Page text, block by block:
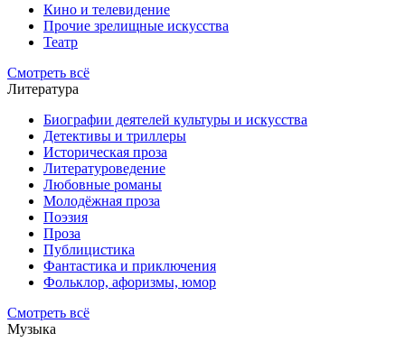
Кино и телевидение
Прочие зрелищные искусства
Театр
Смотреть всё
Литература
Биографии деятелей культуры и искусства
Детективы и триллеры
Историческая проза
Литературоведение
Любовные романы
Молодёжная проза
Поэзия
Проза
Публицистика
Фантастика и приключения
Фольклор, афоризмы, юмор
Смотреть всё
Музыка